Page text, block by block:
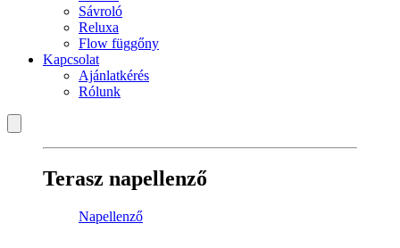
Sávroló
Reluxa
Flow függőny
Kapcsolat
Ajánlatkérés
Rólunk
Terasz napellenző
Napellenző